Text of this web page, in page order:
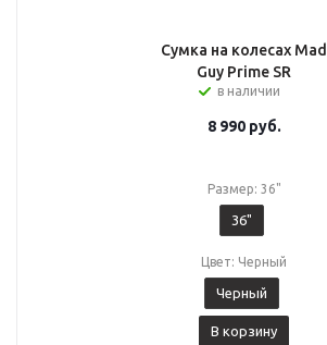
Сумка на колесах Mad
Guy Prime SR
в наличии
8 990руб.
Размер: 36"
36"
Цвет: Черный
Черный
В корзину